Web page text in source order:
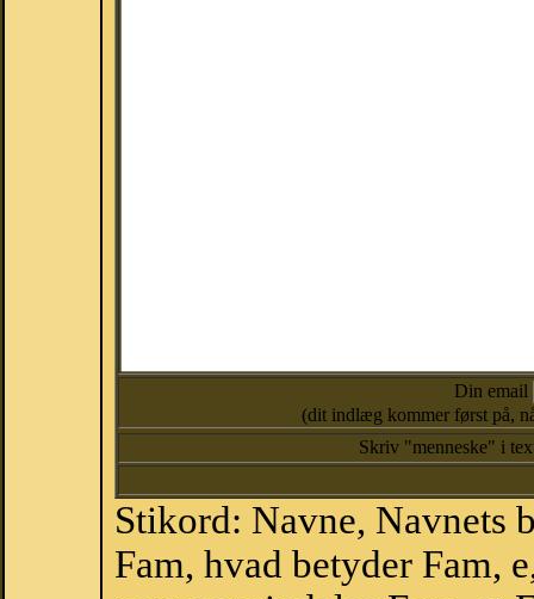
Din email
(dit indlæg kommer først på,
Skriv "menneske" i
Stikord: Navne, Navnets
Fam, hvad betyder Fam,